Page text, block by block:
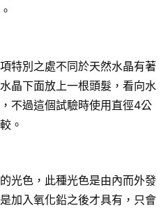
特別之處不同於天然水晶有著
晶下面放上一根頭髮，看向水
不過這個試驗時使用直徑4公
。
光色，此種光色是由內而外發
加入氧化鉛之後才具有，只會